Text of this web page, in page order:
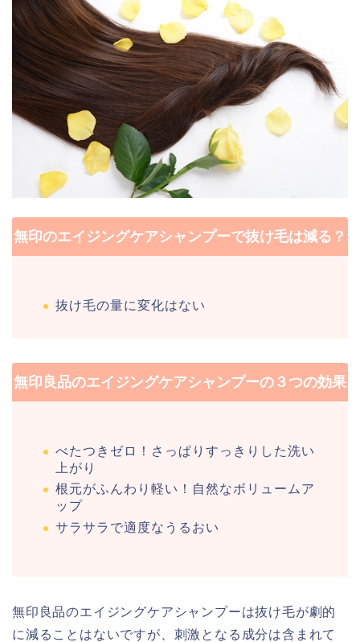
無印のエイジングケアシャンプーで抜け毛は減る？
抜け毛の量に変化はない
無印良品のエイジングケアシャンプーの３つの効果
べたつきゼロ！さっぱりすっきりした洗い
上がり
根元がふんわり軽い！自然なボリュームア
ップ
サラサラで適度なうるおい
無印良品のエイジングケアシャンプーは抜け毛が劇的
に減ることはないですが、刺激となる成分は含まれて